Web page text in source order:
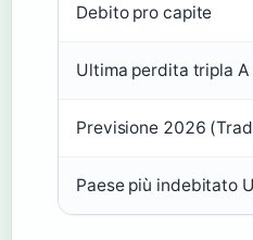
Debito pro capite
Ultima perdita tripla A
Previsione 2026
Paese più indebitato